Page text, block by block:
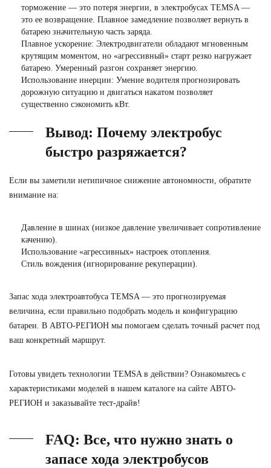
торможение — это потеря энергии, в электробусах TEMSA —
это ее возвращение. Плавное замедление позволяет вернуть в
батарею значительную часть заряда.
Плавное ускорение: Электродвигатели обладают мгновенным
крутящим моментом, но «агрессивный» старт резко нагружает
батарею. Умеренный разгон сохраняет энергию.
Использование инерции: Умение водителя прогнозировать
дорожную ситуацию и двигаться накатом позволяет
существенно сэкономить кВт.
Вывод: Почему электробус
быстро разряжается?
Если вы заметили нетипичное снижение автономности, обратите
внимание на:
Давление в шинах (низкое давление увеличивает сопротивление
качению).
Использование «агрессивных» настроек отопления.
Стиль вождения (игнорирование рекуперации).
Запас хода электроавтобуса TEMSA — это прогнозируемая
величина, если правильно подобрать модель и конфигурацию
батареи. В АВТО-РЕГИОН мы помогаем сделать точный расчет под
ваш конкретный маршрут.
Готовы увидеть технологии TEMSA в действии? Ознакомьтесь с
характеристиками моделей в нашем каталоге на сайте АВТО-
РЕГИОН и заказывайте тест-драйв!
FAQ: Все, что нужно знать о
запасе хода электробусов